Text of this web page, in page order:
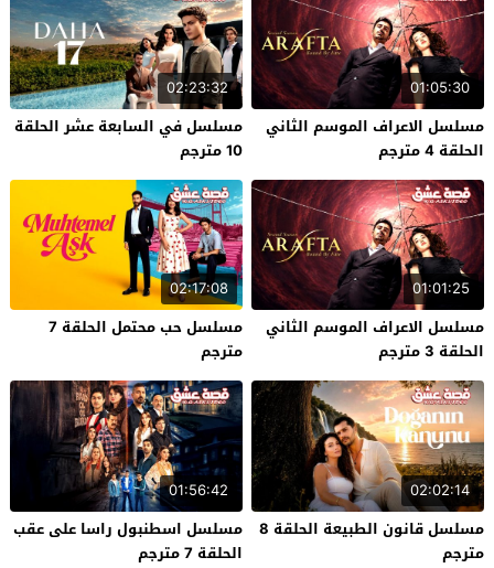
01:05:30
مسلسل الاعراف الموسم الثاني
الحلقة 4 مترجم
02:23:32
مسلسل في السابعة عشر الحلقة
10 مترجم
01:01:25
مسلسل الاعراف الموسم الثاني
الحلقة 3 مترجم
02:17:08
مسلسل حب محتمل الحلقة 7
مترجم
02:02:14
مسلسل قانون الطبيعة الحلقة 8
مترجم
01:56:42
مسلسل اسطنبول راسا على عقب
الحلقة 7 مترجم